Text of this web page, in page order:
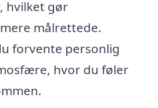
hvilket gør
målrettede.
forvente personlig
hvor du føler